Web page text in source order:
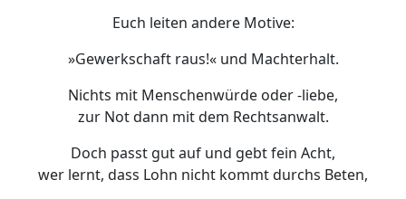
Euch leiten andere Motive:
»Gewerkschaft raus!« und Machterhalt.
Nichts mit Menschenwürde oder -liebe,
zur Not dann mit dem Rechtsanwalt.
Doch passt gut auf und gebt fein Acht,
wer lernt, dass Lohn nicht kommt durchs Beten,